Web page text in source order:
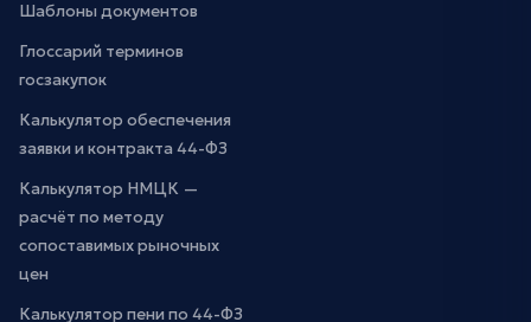
Шаблоны документов
Глоссарий терминов
госзакупок
Калькулятор обеспечения
заявки и контракта 44-ФЗ
Калькулятор НМЦК —
расчёт по методу
сопоставимых рыночных
цен
Калькулятор пени по 44-ФЗ